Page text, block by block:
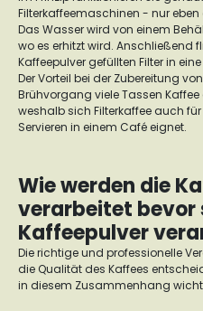
Filterkaffeemaschinen - nur eben
Das Wasser wird von einem
wo es erhitzt wird. Anschließend
Kaffeepulver gefüllten Filter in
Der Vorteil bei der Zubereitung
Brühvorgang viele Tassen
weshalb sich Filterkaffee auch
Servieren in einem Café eignet.
Wie werden die
verarbeitet bevor
Kaffeepulver
Die richtige und professionelle
die Qualität des Kaffees
in diesem Zusammenhang